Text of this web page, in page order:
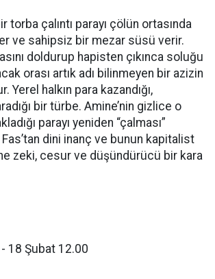
torba çalıntı parayı çölün ortasında
ve sahipsiz bir mezar süsü verir.
doldurup hapisten çıkınca soluğu
orası artık adı bilinmeyen bir azizin
Yerel halkın para kazandığı,
bir türbe. Amine’nin gizlice o
parayı yeniden “çalması”
dini inanç ve bunun kapitalist
zeki, cesur ve düşündürücü bir kara
18 Şubat 12.00